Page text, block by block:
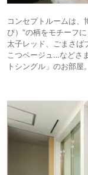
コンセプトルームは、
ぴ）”の柄をモチーフ
太子レッド、ごまさば
こつベージュ…などさ
トシングル」のお部屋。